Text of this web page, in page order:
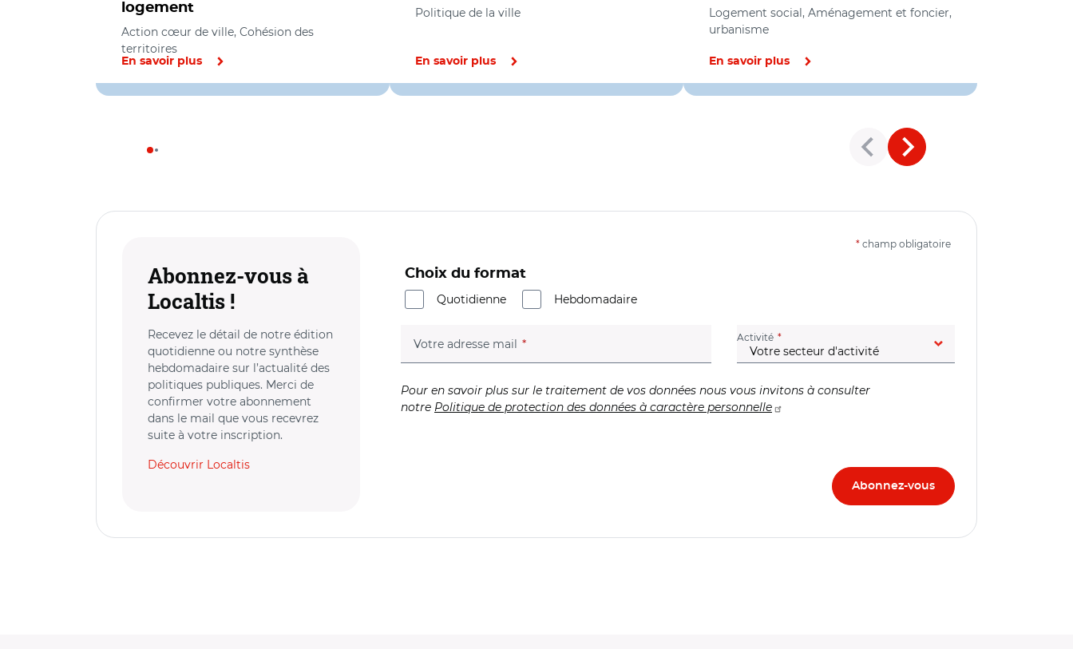
logement
Action cœur de ville, Cohésion des
territoires
En savoir plus
Politique de la ville
En savoir plus
Logement social, Aménagement et foncier,
urbanisme
En savoir plus
Abonnez-vous à
Localtis !
Recevez le détail de notre édition
quotidienne ou notre synthèse
hebdomadaire sur l’actualité des
politiques publiques. Merci de
confirmer votre abonnement
dans le mail que vous recevrez
suite à votre inscription.
Découvrir Localtis
* champ obligatoire
Choix du format
Quotidienne
Hebdomadaire
Votre adresse mail (champ obligatoire) Activité (champ obligatoire)
Pour en savoir plus sur le traitement de vos données nous vous invitons à consulter
notre Politique de protection des données à caractère personnelle